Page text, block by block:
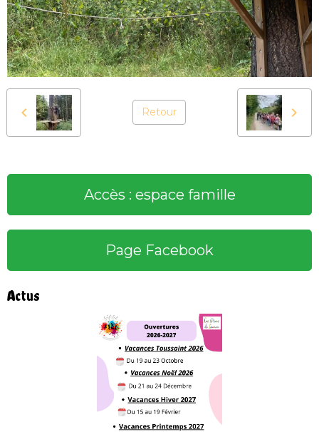
Retour
Accès : espace famille
Page Facebook
Actus